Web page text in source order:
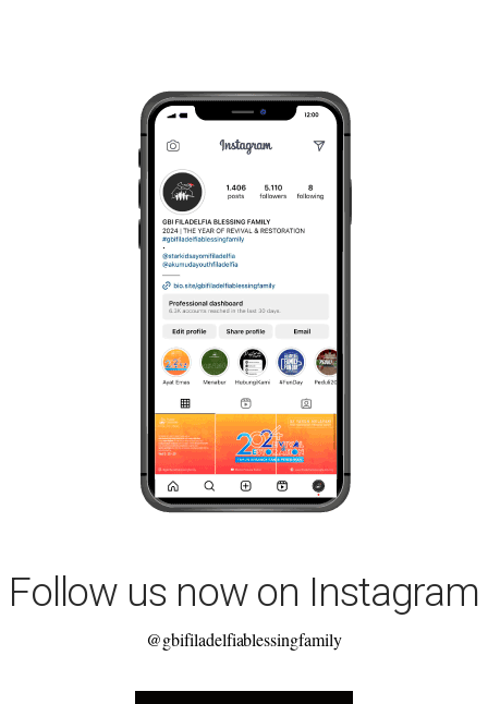
Follow us now on Instagram
@gbifiladelfiablessingfamily